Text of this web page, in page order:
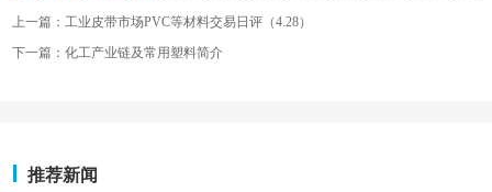
上一篇：工业皮带市场PVC等材料交易日评（4.28）
下一篇：化工产业链及常用塑料简介
推荐新闻